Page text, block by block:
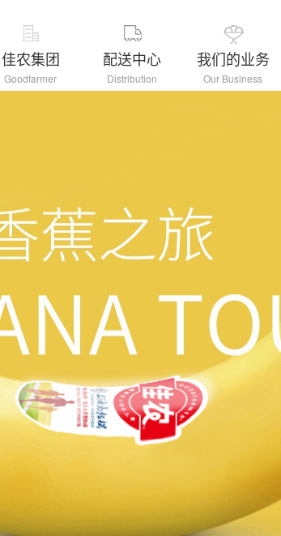
佳农集团
Goodfarmer
配送中心
Distribution
我们的业务
Our Business